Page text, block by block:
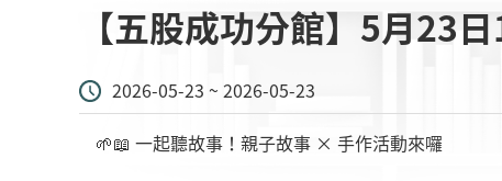
【五股成功分館】5月23
2026-05-23 ~ 2026-05-23
🌱📖 一起聽故事！親子故事 × 手作活動來囉